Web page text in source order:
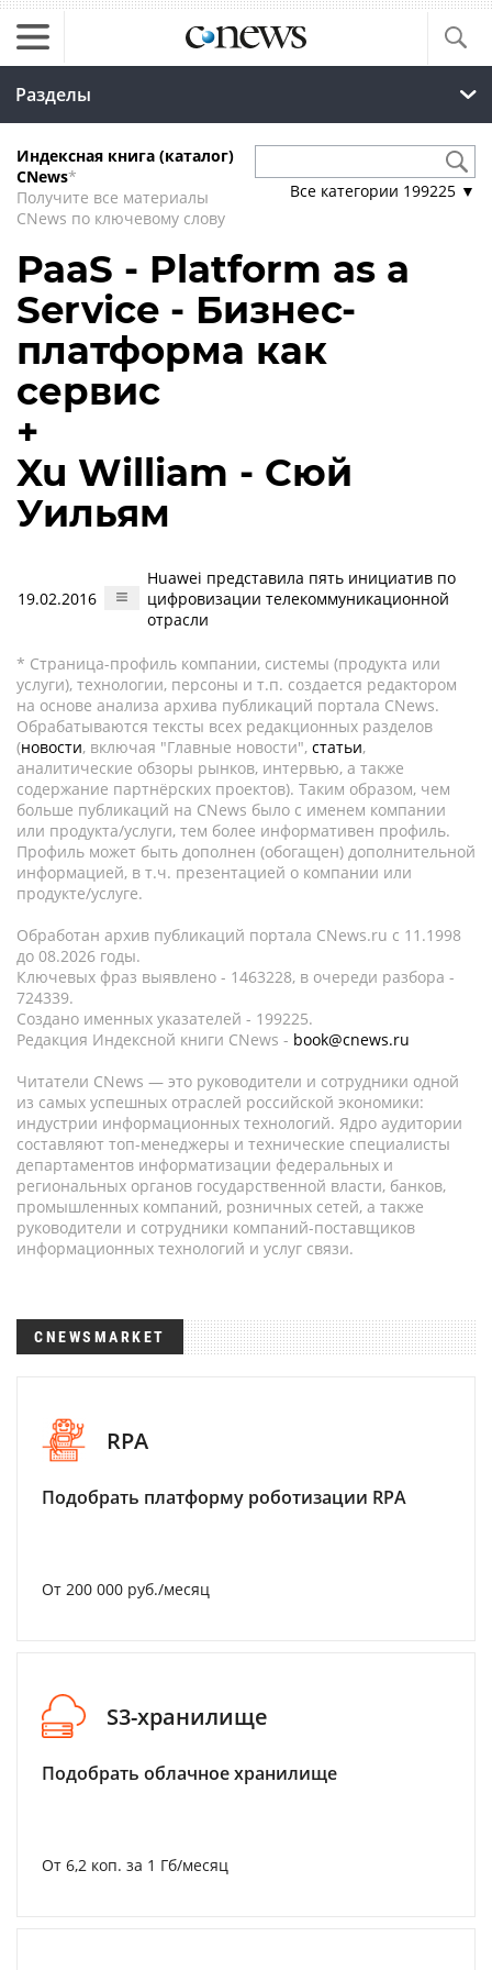
Разделы
Индексная книга (каталог)
CNews*
Получите все материалы
CNews по ключевому слову
Все категории 199225 ▼
PaaS - Platform as a
Service - Бизнес-
платформа как
сервис
+
Xu William - Сюй
Уильям
19.02.2016
Huawei представила пять инициатив по
цифровизации телекоммуникационной
отрасли
* Страница-профиль компании, системы (продукта или
услуги), технологии, персоны и т.п. создается редактором
на основе анализа архива публикаций портала CNews.
Обрабатываются тексты всех редакционных разделов
(новости, включая "Главные новости", статьи,
аналитические обзоры рынков, интервью, а также
содержание партнёрских проектов). Таким образом, чем
больше публикаций на CNews было с именем компании
или продукта/услуги, тем более информативен профиль.
Профиль может быть дополнен (обогащен) дополнительной
информацией, в т.ч. презентацией о компании или
продукте/услуге.
Обработан архив публикаций портала CNews.ru c 11.1998
до 08.2026 годы.
Ключевых фраз выявлено - 1463228, в очереди разбора -
724339.
Создано именных указателей - 199225.
Редакция Индексной книги CNews - book@cnews.ru
Читатели CNews — это руководители и сотрудники одной
из самых успешных отраслей российской экономики:
индустрии информационных технологий. Ядро аудитории
составляют топ-менеджеры и технические специалисты
департаментов информатизации федеральных и
региональных органов государственной власти, банков,
промышленных компаний, розничных сетей, а также
руководители и сотрудники компаний-поставщиков
информационных технологий и услуг связи.
CNEWSMARKET
RPA
Подобрать платформу роботизации RPA
От 200 000 руб./месяц
S3-хранилище
Подобрать облачное хранилище
От 6,2 коп. за 1 Гб/месяц